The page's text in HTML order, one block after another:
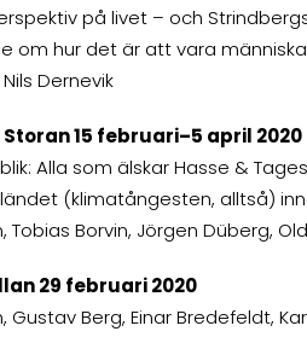
på livet – och
om hur det är att vara
Dernevik
15 februari–5 april 2020
Alla som älskar Hasse &
(klimatångesten, alltså)
Borvin, Jörgen Düberg,
29 februari 2020
Gustav Berg, Einar Bredefeldt,